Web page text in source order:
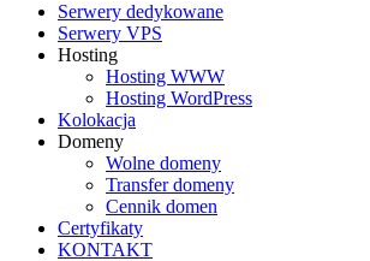
Serwery dedykowane
Serwery VPS
Hosting
Hosting WWW
Hosting WordPress
Kolokacja
Domeny
Wolne domeny
Transfer domeny
Cennik domen
Certyfikaty
KONTAKT